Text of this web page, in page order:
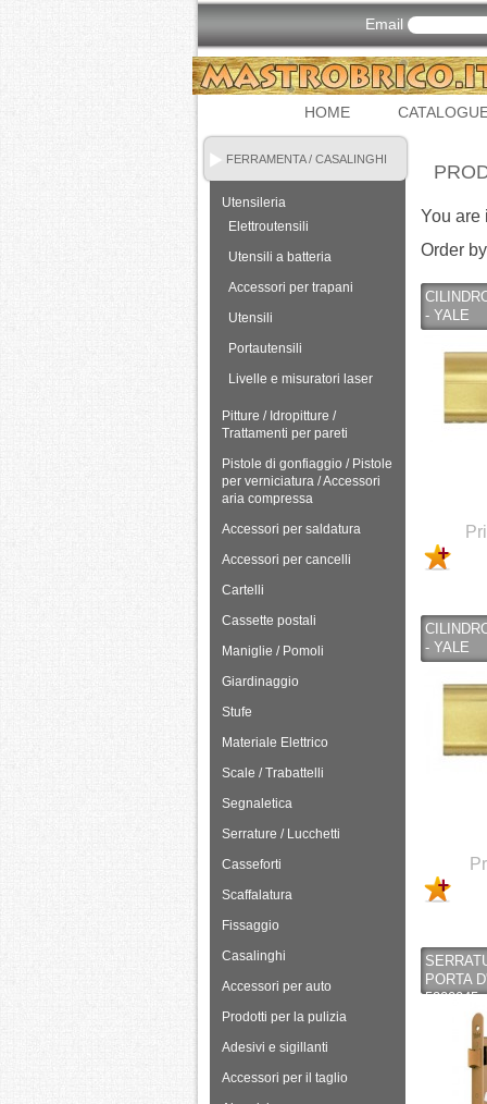
Email
HOME
FERRAMENTA / CASALINGHI
Utensileria
Elettroutensili
Utensili a batteria
Accessori per trapani
Utensili
Portautensili
Livelle e misuratori laser
Pitture / Idropitture /
Trattamenti per pareti
Pistole di gonfiaggio / Pistole
per verniciatura / Accessori
aria compressa
Accessori per saldatura
Accessori per cancelli
Cartelli
Cassette postali
Maniglie / Pomoli
Giardinaggio
Stufe
Materiale Elettrico
Scale / Trabattelli
Segnaletica
Serrature / Lucchetti
Casseforti
Scaffalatura
Fissaggio
Casalinghi
Accessori per auto
Prodotti per la pulizia
Adesivi e sigillanti
Accessori per il taglio
You are
Order by
- YALE
- YALE
PORTA
5200045